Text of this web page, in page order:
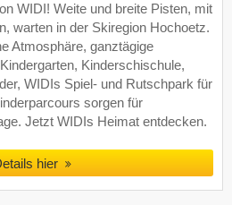
WIDI! Weite und breite Pisten, mit
warten in der Skiregion Hochoetz.
Atmosphäre, ganztägige
Kinderschischule,
WIDIs Spiel- und Rutschpark für
sorgen für
Jetzt WIDIs Heimat entdecken.
hier